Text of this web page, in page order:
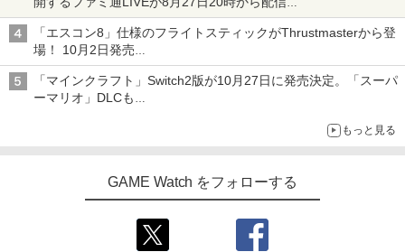
シリーズ累計100タイトルへ
「エスコン8」仕様のフライトスティックがThrustmasterから登
場！ 10月2日発売
ジョイスティックに振動機能を搭載。予約受付も開始
「マインクラフト」Switch2版が10月27日に発売決定。「スーパ
ーマリオ」DLCも
もっと見る
GAME Watch をフォローする